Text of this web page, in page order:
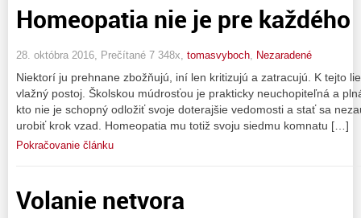
Homeopatia nie je pre každého
28. októbra 2016, Prečítané 7 348x, tomasvyboch, Nezaradené
Niektorí ju prehnane zbožňujú, iní len kritizujú a zatracujú. K tejto
vlažný postoj. Školskou múdrosťou je prakticky neuchopiteľná a
kto nie je schopný odložiť svoje doterajšie vedomosti a stať sa
urobiť krok vzad. Homeopatia mu totiž svoju siedmu komnatu […]
Pokračovanie článku
Volanie netvora